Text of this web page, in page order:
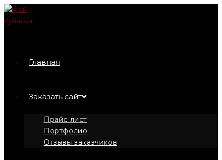
Перейти
к
Главная
Заказать сайт
Прайс лист
Портфолио
Отзывы заказчиков